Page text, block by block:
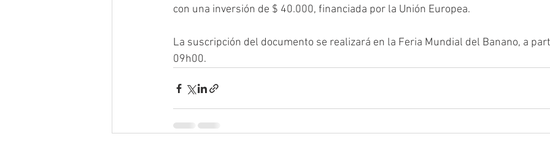
con una inversión de $ 40.000, financiada por la Unión Europea.
La suscripción del documento se realizará en la Feria Mundial del Banano, a